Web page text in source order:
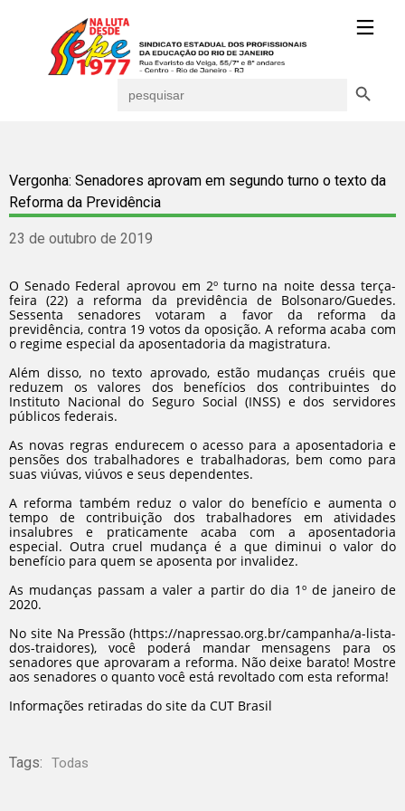
for:
Vergonha: Senadores aprovam em segundo turno o texto da
Reforma da Previdência
23 de outubro de 2019
O Senado Federal aprovou em 2º turno na noite dessa terça-
feira (22) a reforma da previdência de Bolsonaro/Guedes.
Sessenta senadores votaram a favor da reforma da
previdência, contra 19 votos da oposição. A reforma acaba com
o regime especial da aposentadoria da magistratura.
Além disso, no texto aprovado, estão mudanças cruéis que
reduzem os valores dos benefícios dos contribuintes do
Instituto Nacional do Seguro Social (INSS) e dos servidores
públicos federais.
As novas regras endurecem o acesso para a aposentadoria e
pensões dos trabalhadores e trabalhadoras, bem como para
suas viúvas, viúvos e seus dependentes.
A reforma também reduz o valor do benefício e aumenta o
tempo de contribuição dos trabalhadores em atividades
insalubres e praticamente acaba com a aposentadoria
especial. Outra cruel mudança é a que diminui o valor do
benefício para quem se aposenta por invalidez.
As mudanças passam a valer a partir do dia 1º de janeiro de
2020.
No site Na Pressão (https://napressao.org.br/campanha/a-lista-
dos-traidores), você poderá mandar mensagens para os
senadores que aprovaram a reforma. Não deixe barato! Mostre
aos senadores o quanto você está revoltado com esta reforma!
Informações retiradas do site da CUT Brasil
Tags: Todas